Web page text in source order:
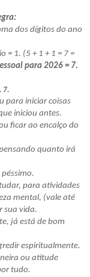
dos dígitos do ano
= 1. (5 + 1 + 1 = 7 =
para 2026 = 7.
7.
para iniciar coisas
iniciou antes.
ficar ao encalço do
quanto irá
para atividades
mental, (vale até
sua vida.
já está de bom
espiritualmente.
ou atitude
tudo.